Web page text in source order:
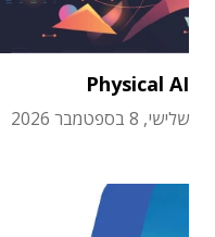
Physical AI
שלישי, 8 בספטמבר 2026